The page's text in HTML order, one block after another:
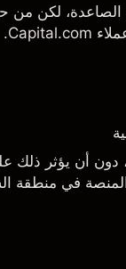
الصاعدة، لكن من
الحدث، دون أن يؤثر ذلك
المنصة في منطقة